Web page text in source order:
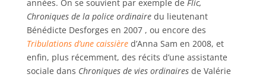
années. On se souvient par exemple de Flic,
Chroniques de la police ordinaire du lieutenant
Bénédicte Desforges en 2007 , ou encore des
Tribulations d’une caissière d’Anna Sam en 2008, et
enfin, plus récemment, des récits d’une assistante
sociale dans Chroniques de vies ordinairesde Valérie